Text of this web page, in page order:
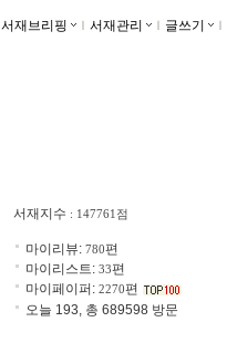
서재브리핑 ｌ 서재관리 ｌ 글쓰기 ｌ
서재지수 : 147761점
마이리뷰: 780편
마이리스트: 33편
마이페이퍼: 2270편
오늘 193, 총 689598 방문